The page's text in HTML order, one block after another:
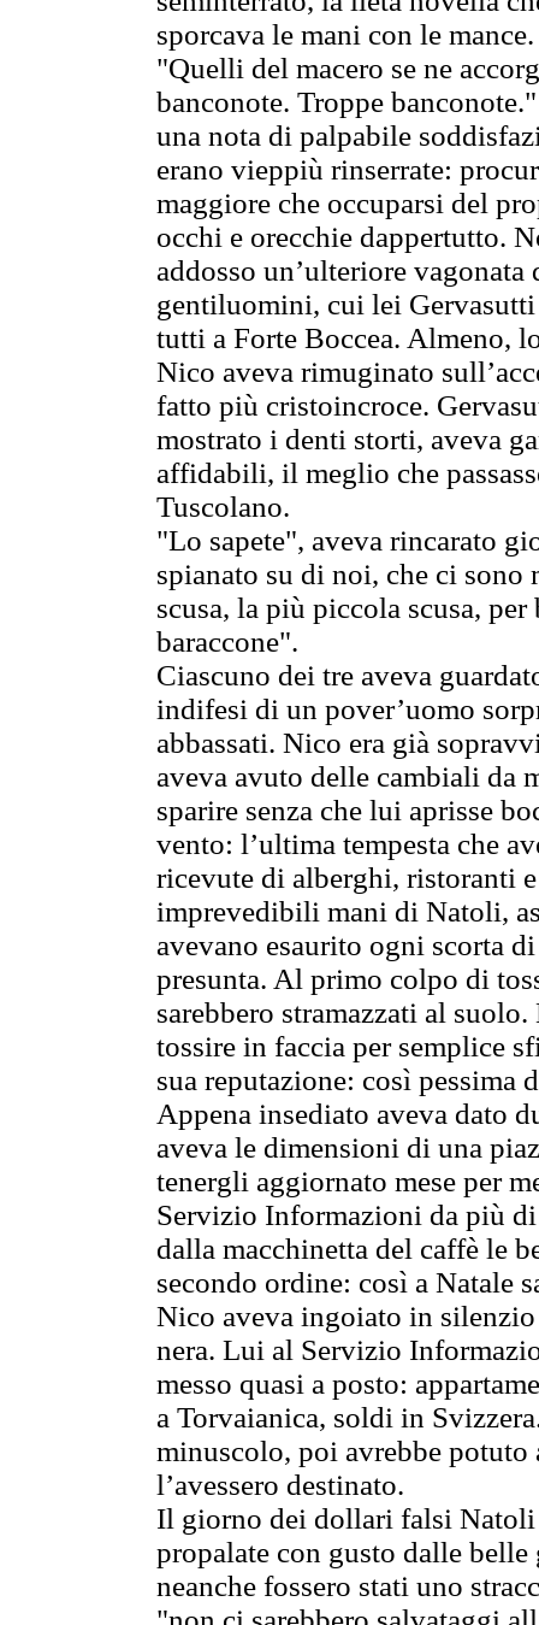
sporcava le mani con le mance.
"Quelli del macero se ne
banconote. Troppe
una nota di palpabile
erano vieppiù rinserrate:
maggiore che occuparsi del
occhi e orecchie dappertutto.
addosso un’ulteriore
gentiluomini, cui lei
tutti a Forte Boccea. Almeno,
Nico aveva rimuginato
fatto più cristoincroce.
mostrato i denti storti, aveva
affidabili, il meglio che
Tuscolano.
"Lo sapete", aveva rincarato
spianato su di noi, che ci
scusa, la più piccola scusa,
baraccone".
Ciascuno dei tre aveva
indifesi di un pover’uomo
abbassati. Nico era già
aveva avuto delle cambiali da
sparire senza che lui aprisse
vento: l’ultima tempesta che
ricevute di alberghi, ristoranti
imprevedibili mani di Natoli,
avevano esaurito ogni scorta
presunta. Al primo colpo di
sarebbero stramazzati al
tossire in faccia per semplice
sua reputazione: così pessima
Appena insediato aveva dato
aveva le dimensioni di una
tenergli aggiornato mese per
Servizio Informazioni da più
dalla macchinetta del caffè le
secondo ordine: così a Natale
Nico aveva ingoiato in
nera. Lui al Servizio
messo quasi a posto:
a Torvaianica, soldi in
minuscolo, poi avrebbe potuto
l’avessero destinato.
Il giorno dei dollari falsi Natoli
propalate con gusto dalle
neanche fossero stati uno